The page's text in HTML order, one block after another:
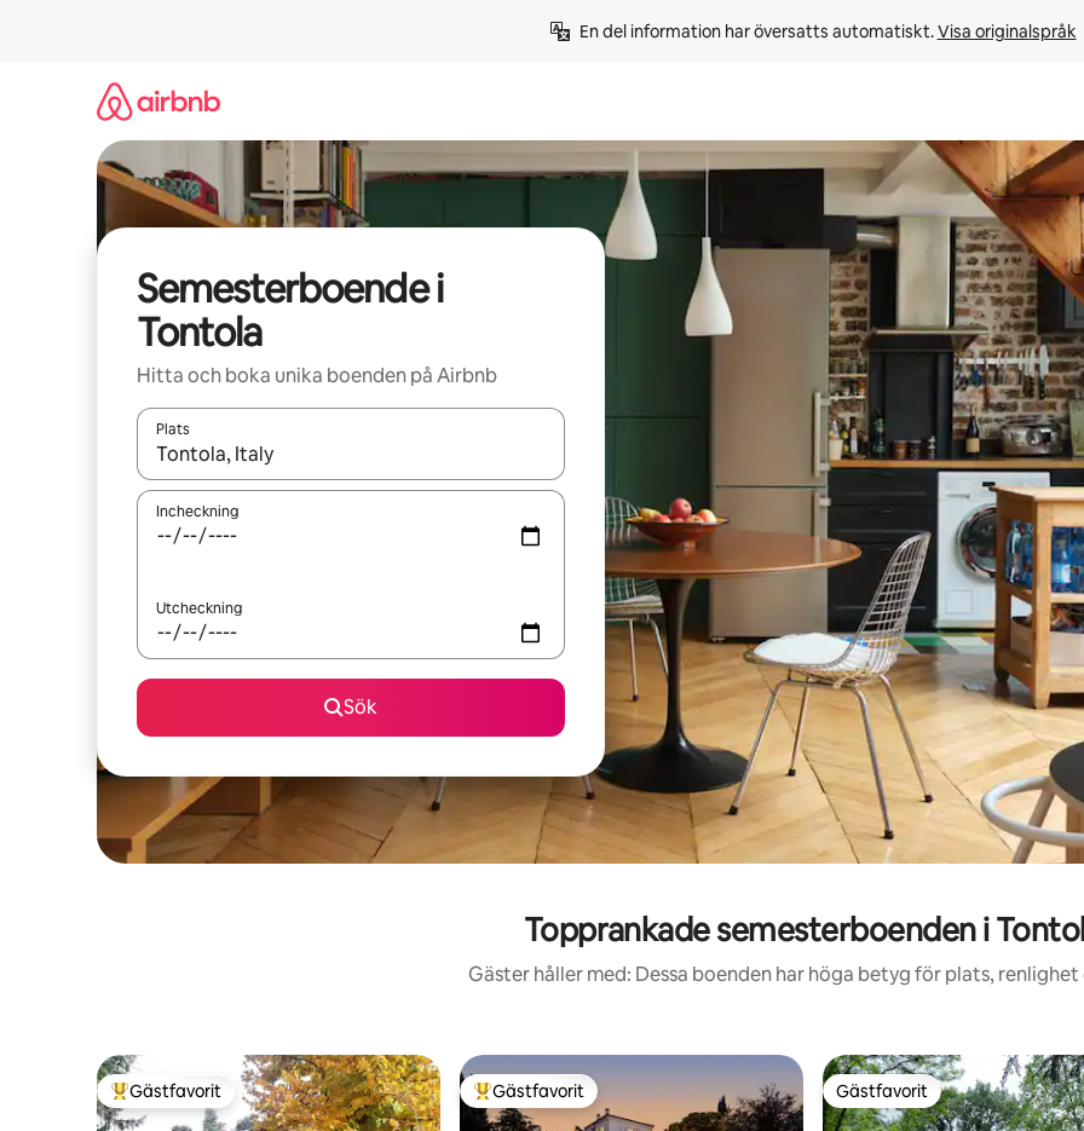
En del information har översatts automatiskt. Visa originalspråk
Semesterboende i
Tontola
Hitta och boka unika boenden på Airbnb
Plats
När resultaten är tillgängliga kan du navigera med upp- och nedåtpilarna eller utforska genom att trycka eller svepa.
Incheckning
Utcheckning
Sök
Topprankade semesterboenden i
Gäster håller med: Dessa boenden har höga betyg för plats, renlighet
Populär gästfavorit
Gästfavorit Populär gästfavorit
Gästfavorit Gästfavorit
Gästfavorit